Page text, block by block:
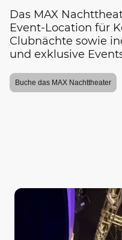
Das MAX
Event-Location für
Clubnächte sowie
und exklusive
Buche das MAX Nachttheater